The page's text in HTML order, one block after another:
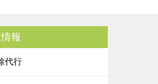
報
代行